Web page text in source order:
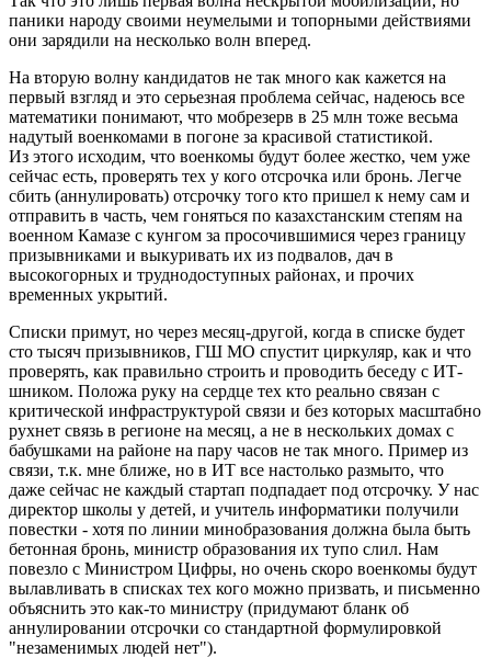
паники народу своими неумелыми и топорными действиями
они зарядили на несколько волн вперед.
На вторую волну кандидатов не так много как кажется на
первый взгляд и это серьезная проблема сейчас, надеюсь все
математики понимают, что мобрезерв в 25 млн тоже весьма
надутый военкомами в погоне за красивой статистикой.
Из этого исходим, что военкомы будут более жестко, чем уже
сейчас есть, проверять тех у кого отсрочка или бронь. Легче
сбить (аннулировать) отсрочку того кто пришел к нему сам и
отправить в часть, чем гоняться по казахстанским степям на
военном Камазе с кунгом за просочившимися через границу
призывниками и выкуривать их из подвалов, дач в
высокогорных и труднодоступных районах, и прочих
временных укрытий.
Списки примут, но через месяц-другой, когда в списке будет
сто тысяч призывников, ГШ МО спустит циркуляр, как и что
проверять, как правильно строить и проводить беседу с ИТ-
шником. Положа руку на сердце тех кто реально связан с
критической инфраструктурой связи и без которых масштабно
рухнет связь в регионе на месяц, а не в нескольких домах с
бабушками на районе на пару часов не так много. Пример из
связи, т.к. мне ближе, но в ИТ все настолько размыто, что
даже сейчас не каждый стартап подпадает под отсрочку. У нас
директор школы у детей, и учитель информатики получили
повестки - хотя по линии минобразования должна была быть
бетонная бронь, министр образования их тупо слил. Нам
повезло с Министром Цифры, но очень скоро военкомы будут
вылавливать в списках тех кого можно призвать, и письменно
объяснить это как-то министру (придумают бланк об
аннулировании отсрочки со стандартной формулировкой
"незаменимых людей нет").